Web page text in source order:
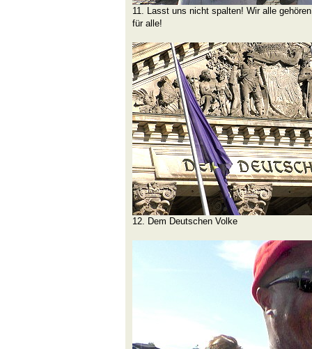
11. Lasst uns nicht spalten! Wir alle
für alle!
12. Dem Deutschen Volke